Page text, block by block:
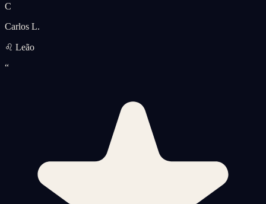
C
Carlos L.
♌ Leão
“